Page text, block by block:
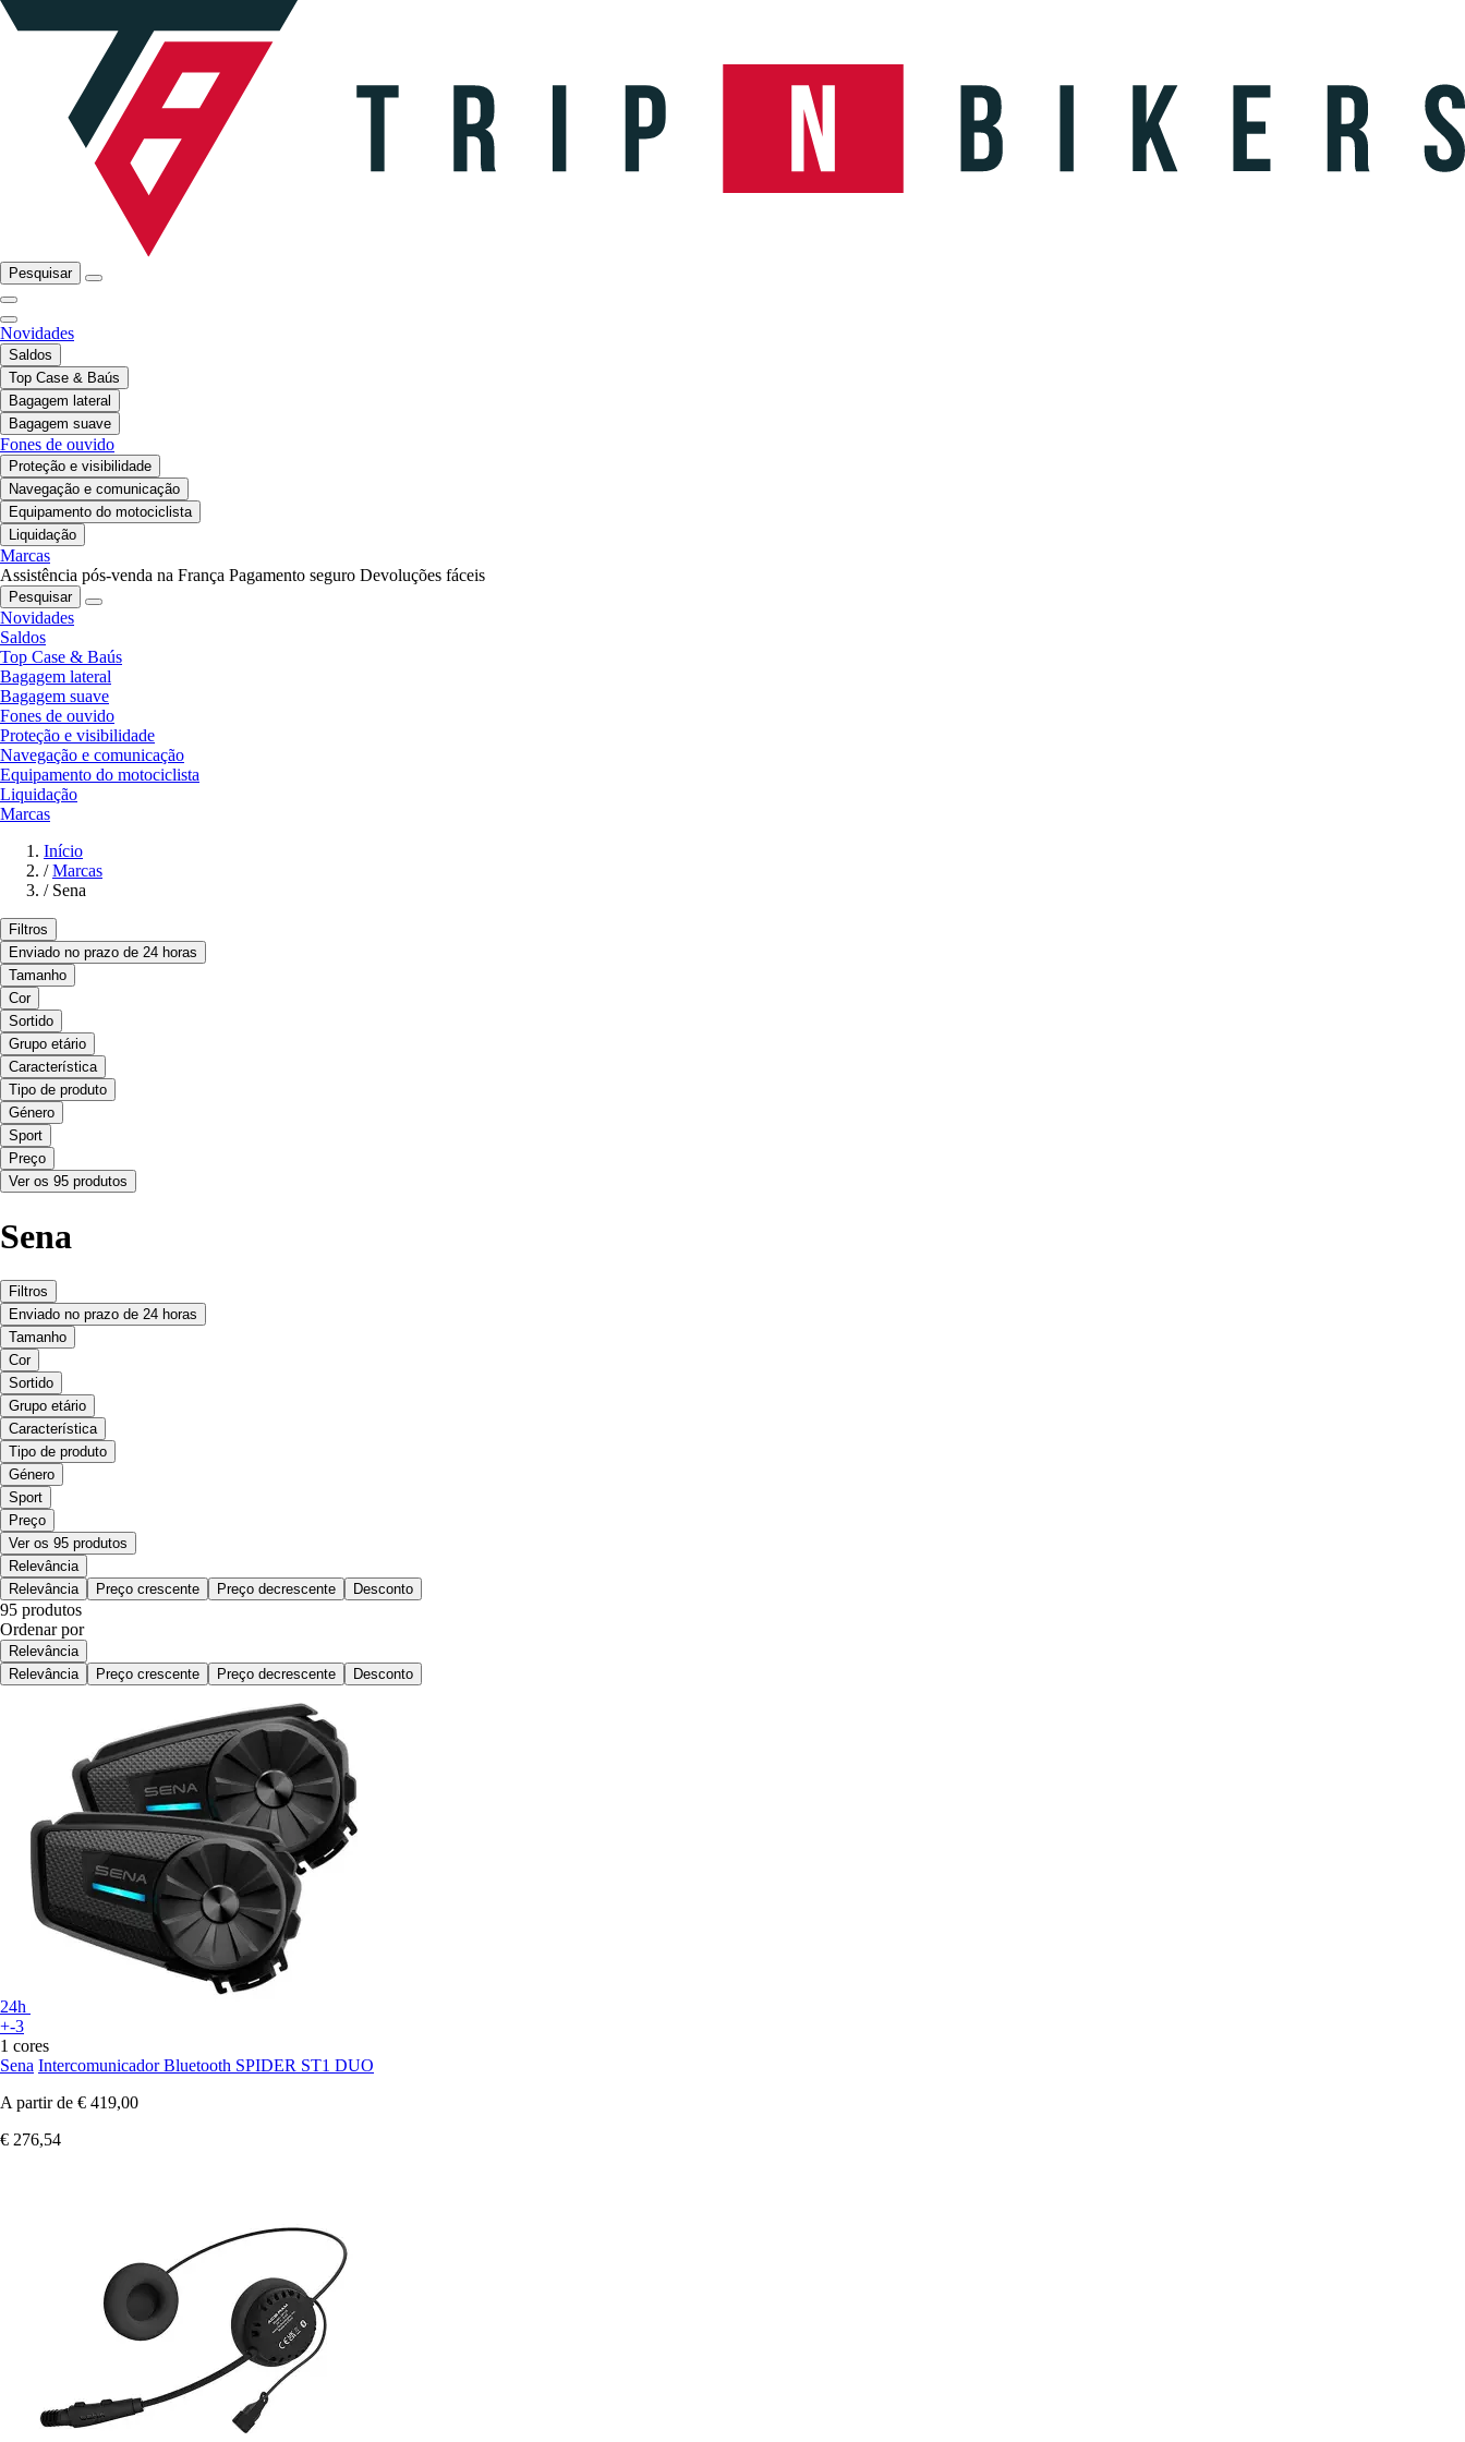
Pesquisar
Novidades
Saldos
Top Case & Baús
Bagagem lateral
Bagagem suave
Fones de ouvido
Proteção e visibilidade
Navegação e comunicação
Equipamento do motociclista
Liquidação
Marcas
Assistência pós-venda na França Pagamento seguro Devoluções fáceis
Pesquisar
Novidades
Saldos
Top Case & Baús
Bagagem lateral
Bagagem suave
Fones de ouvido
Proteção e visibilidade
Navegação e comunicação
Equipamento do motociclista
Liquidação
Marcas
Início
/ Marcas
/ Sena
Filtros
Enviado no prazo de 24 horas
Tamanho
Cor
Sortido
Grupo etário
Característica
Tipo de produto
Género
Sport
Preço
Ver os 95 produtos
Sena
Filtros
Enviado no prazo de 24 horas
Tamanho
Cor
Sortido
Grupo etário
Característica
Tipo de produto
Género
Sport
Preço
Ver os 95 produtos
Relevância
Relevância
Preço crescente Preço decrescente Desconto
95 produtos
Ordenar por
Relevância
Relevância
Preço crescente Preço decrescente Desconto
24h
+-3
1 cores
Sena Intercomunicador Bluetooth SPIDER ST1 DUO
A partir de € 419,00
€ 276,54